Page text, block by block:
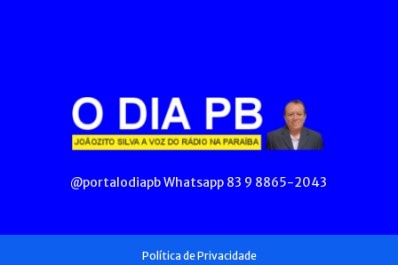
@portalodiapb Whatsapp 83 9 8865-2043
Política de Privacidade